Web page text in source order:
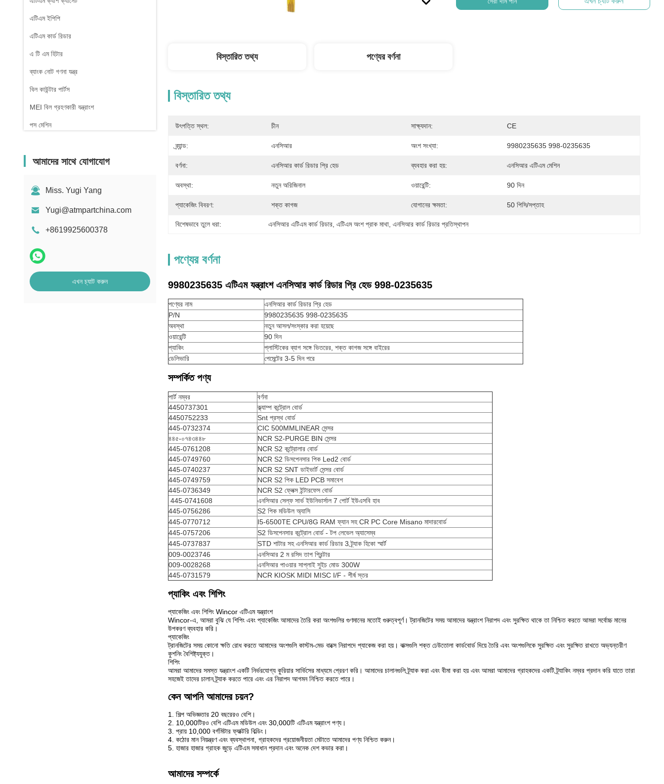
এটিএম ইপিপি
এটিএম কার্ড রিডার
এ টি এম হিটার
ব্যাংক নোট গণনা যন্ত্র
বিল কাউন্টার পার্টস
MEI বিল গ্রহণকারী যন্ত্রাংশ
পস মেশিন
আমাদের সাথে যোগাযোগ
Miss. Yugi Yang
Yugi@atmpartchina.com
+8619925600378
এখন চ্যাট করুন
বিস্তারিত তথ্য পণ্যের বর্ণনা
বিস্তারিত তথ্য
উৎপত্তি স্থল: চীন সাক্ষ্যদান: CE
ব্র্যান্ড: এনসিআর অংশ সংখ্যা: 9980235635 998-0235635
বর্ণনা: এনসিআর কার্ড রিডার প্রি হেড ব্যবহার করা হয়: এনসিআর এটিএম মেশিন
অবস্থা: নতুন অরিজিনাল ওয়ারেন্টি: 90 দিন
প্যাকেজিং বিবরণ: শক্ত কাগজ যোগানের ক্ষমতা: 50 পিসি/সপ্তাহ
বিশেষভাবে তুলে ধরা: এনসিআর এটিএম কার্ড রিডার , এটিএম অংশ প্রাক মাথা , এনসিআর কার্ড রিডার প্রতিস্থাপন
পণ্যের বর্ণনা
9980235635 এটিএম যন্ত্রাংশ এনসিআর কার্ড রিডার প্রি হেড 998-0235635
পণ্যের নাম
এনসিআর কার্ড রিডার প্রি হেড
P/N
9980235635 998-0235635
অবস্থা
নতুন আসল/সংস্কার করা হয়েছে
ওয়ারেন্টি
90 দিন
প্যাকিং
প্লাস্টিকের ব্যাগ সঙ্গে ভিতরের, শক্ত কাগজ সঙ্গে বাইরের
ডেলিভারি
পেমেন্টের 3-5 দিন পরে
সম্পর্কিত পণ্য
পার্ট নম্বর
বর্ণনা
4450737301
ক্ল্যাম্প কন্ট্রোল বোর্ড
4450752233
Snt প্রস্থ বোর্ড
445-0732374
CIC 500MMLINEAR সেন্সর
৪৪৫-০৭৪৩৪৪৮
NCR S2-PURGE BIN সেন্সর
445-0761208
NCR S2 কন্ট্রোলার বোর্ড
445-0749760
NCR S2 ডিসপেনসার পিক Led2 বোর্ড
445-0740237
NCR S2 SNT ডাইভার্ট সেন্সর বোর্ড
445-0749759
NCR S2 পিক LED PCB সমাবেশ
445-0736349
NCR S2 ফ্লেক্স ইন্টারফেস বোর্ড
445-0741608
এনসিআর সেল্ফ সার্ভ ইউনিভার্সাল 7 পোর্ট ইউএসবি হাব
445-0756286
S2 পিক মডিউল অ্যাসি
445-0770712
I5-6500TE CPU/8G RAM ফ্যান সহ CR PC Core Misano মাদারবোর্ড
445-0757206
S2 ডিসপেনসার কন্ট্রোল বোর্ড - টপ লেভেল অ্যাসেম্ব
445-0737837
STD শাটার সহ এনসিআর কার্ড রিডার 3 ট্র্যাক হিকো স্মার্ট
009-0023746
এনসিআর 2 ম রসিদ তাপ প্রিন্টার
009-0028268
এনসিআর পাওয়ার সাপ্লাই সুইচ মোড 300W
445-0731579
NCR KIOSK MIDI MISC I/F - শীর্ষ স্তর
প্যাকিং এবং শিপিং
প্যাকেজিং এবং শিপিং Wincor এটিএম যন্ত্রাংশ
Wincor-এ, আমরা বুঝি যে শিপিং এবং প্যাকেজিং আমাদের তৈরি করা অংশগুলির গুণমানের মতোই গুরুত্বপূর্ণ। ট্রানজিটের সময় আমাদের যন্ত্রাংশ নিরাপদ এবং সুরক্ষিত থাকে তা নিশ্চিত করতে আমরা সর্বোচ্চ মানের
উপকরণ ব্যবহার করি।
প্যাকেজিং
ট্রানজিটের সময় কোনো ক্ষতি রোধ করতে আমাদের অংশগুলি কাস্টম-মেড বাক্সে নিরাপদে প্যাকেজ করা হয়। বাক্সগুলি শক্ত ঢেউতোলা কার্ডবোর্ড দিয়ে তৈরি এবং অংশগুলিকে সুরক্ষিত এবং সুরক্ষিত রাখতে অভ্যন্তরীণ
কুশনিং বৈশিষ্ট্যযুক্ত।
শিপিং
আমরা আমাদের সমস্ত যন্ত্রাংশ একটি নির্ভরযোগ্য কুরিয়ার সার্ভিসের মাধ্যমে প্রেরণ করি। আমাদের চালানগুলি ট্র্যাক করা এবং বীমা করা হয় এবং আমরা আমাদের গ্রাহকদের একটি ট্র্যাকিং নম্বর প্রদান করি যাতে তারা
সহজেই তাদের চালান ট্র্যাক করতে পারে এবং এর নিরাপদ আগমন নিশ্চিত করতে পারে।
কেন আপনি আমাদের চয়ন?
1. শিল্প অভিজ্ঞতার 20 বছরেরও বেশি।
2. 10,000টিরও বেশি এটিএম মডিউল এবং 30,000টি এটিএম যন্ত্রাংশ পণ্য।
3. প্রায় 10,000 বর্গমিটার ফ্যাক্টরি বিল্ডিং।
4. কঠোর মান নিয়ন্ত্রণ এবং ব্যবস্থাপনা, গ্রাহকদের প্রয়োজনীয়তা মেটাতে আমাদের পণ্য নিশ্চিত করুন।
5. হাজার হাজার গ্রাহক জুড়ে এটিএম সমাধান প্রদান এবং অনেক দেশ কভার করা।
আমাদের সম্পর্কে